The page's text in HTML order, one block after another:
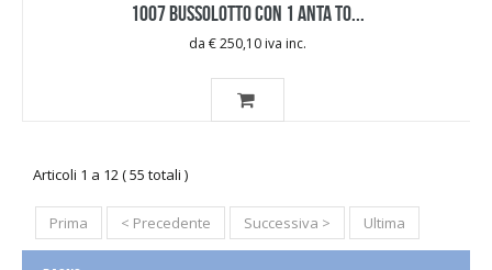
1007 BUSSOLOTTO CON 1 ANTA TO...
da € 250,10 iva inc.
Articoli 1 a 12 ( 55 totali )
Prima < Precedente Successiva > Ultima